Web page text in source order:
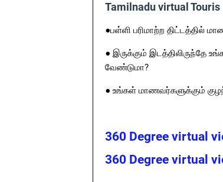
Tamilnadu virtual Touris
●பள்ளி பரிமாற்ற திட்டத்தில்
● இருக்கும் இடத்திலிருந்தே
வேண்டுமா?
● உங்கள் மாணவர்களுக்கும்
360 Degree virtual
360 Degree virtual